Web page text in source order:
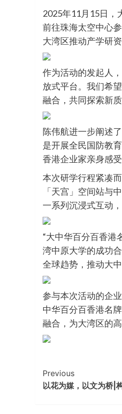
2025年11月15日，
前往珠海太空中心
大湾区推动产学研
作为活动的发起人
放式平台。我们希
融合，共同探索新
陈伟航进一步阐述
是开展全民国防教
香港企业家亲身感
本次研学行程紧凑
「天宫」空间站与
一系列沉浸式互动
“大中华百分百香港
湾中原大学的成功
全球趋势，推动大
参与本次活动的企
中华百分百香港名
融合，为大湾区的
Continue
Reading
Previous
以花为媒，以文为桥|